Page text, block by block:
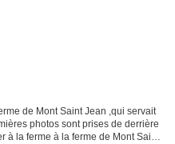
de Mont Saint Jean ,qui servait
photos sont prises de derrière
à la ferme à la ferme de Mont Saint